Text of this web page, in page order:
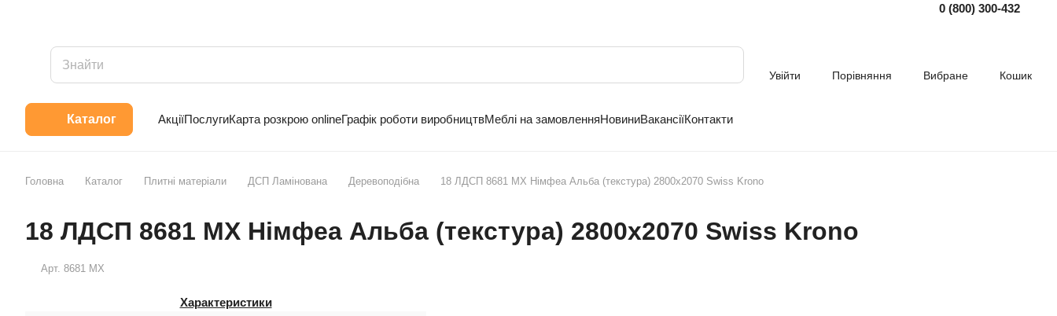
0 (800) 300-432
Увійти Порівняння Вибране Кошик
Каталог АкціїПослугиКарта розкрою onlineГрафік роботи виробництвМеблі на замовленняНовиниВакансіїКонтакти
Головна Каталог Плитні матеріали ДСП Ламінована Деревоподібна 18 ЛДСП 8681 МХ Німфеа Альба (текстура) 2800х2070 Swiss Krono
18 ЛДСП 8681 МХ Німфеа Альба (текстура) 2800х2070 Swiss Krono
Арт. 8681 МХ
Характеристики